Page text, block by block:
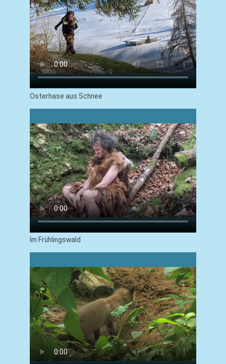
Osterhase aus Schnee
Im Frühlingswald